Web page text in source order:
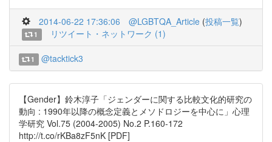
2014-06-22 17:36:06 @LGBTQA_Article (投稿一覧)
1 リツイート・ネットワーク (1)
1 @tacktick3
【Gender】鈴木淳子「ジェンダーに関する比較文化的研究の
動向 : 1990年以降の概念定義とメソドロジーを中心に」心理
学研究 Vol.75 (2004-2005) No.2 P.160-172
http://t.co/rKBa8zF5nK [PDF]